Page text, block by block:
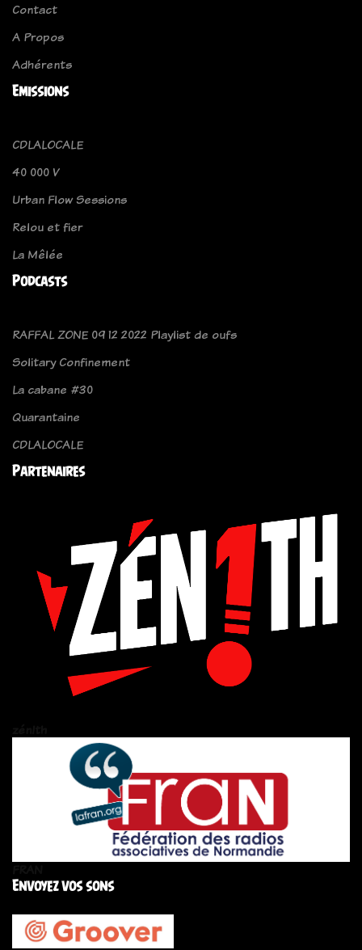
Contact
A Propos
Adhérents
Emissions
CDLALOCALE
40 000 V
Urban Flow Sessions
Relou et fier
La Mêlée
Podcasts
RAFFAL ZONE 09 12 2022 Playlist de oufs
Solitary Confinement
La cabane #30
Quarantaine
CDLALOCALE
Partenaires
Envoyez vos sons